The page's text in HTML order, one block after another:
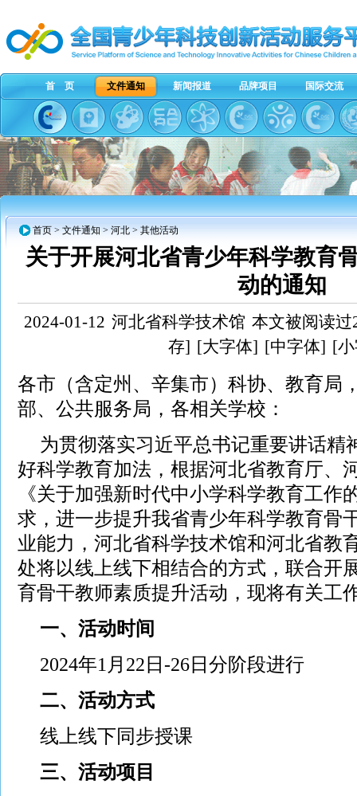
首 页 文件通知 新闻报道 品牌项目 国际交流
首页 > 文件通知 > 河北 > 其他活动
关于开展河北省青少年科学教育
动的通知
2024-01-12 河北省科学技术馆 本文被阅读过
存] [大字体] [中字体] [
各市（含定州、辛集市）科协、教育局
部、公共服务局，各相关学校：
为贯彻落实习近平总书记重要讲话精
好科学教育加法，根据河北省教育厅、
《关于加强新时代中小学科学教育工作
求，进一步提升我省青少年科学教育骨
业能力，河北省科学技术馆和河北省教
处将以线上线下相结合的方式，联合开
育骨干教师素质提升活动，现将有关工
一、 活动时间
2024年1月22日-26日分阶段进行
二、活动方式
线上线下同步授课
三、活动项目